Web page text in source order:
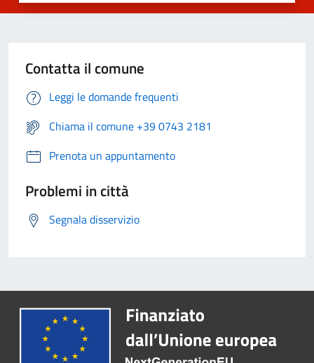
Contatta il comune
Leggi le domande frequenti
Chiama il comune +39 0743 2181
Prenota un appuntamento
Problemi in città
Segnala disservizio